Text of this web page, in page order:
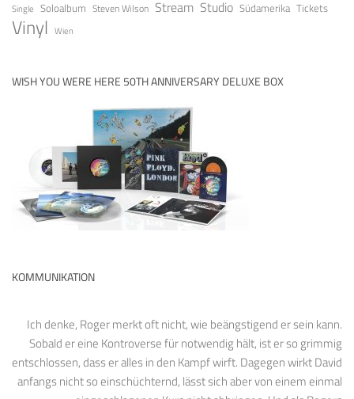
Single Soloalbum Steven Wilson Stream Studio Südamerika Tickets
Vinyl Wien
WISH YOU WERE HERE 50TH ANNIVERSARY DELUXE BOX
KOMMUNIKATION
Ich denke, Roger merkt oft nicht, wie beängstigend er sein kann.
Sobald er eine Kontroverse für notwendig hält, ist er so grimmig
entschlossen, dass er alles in den Kampf wirft. Dagegen wirkt David
anfangs nicht so einschüchternd, lässt sich aber von einem einmal